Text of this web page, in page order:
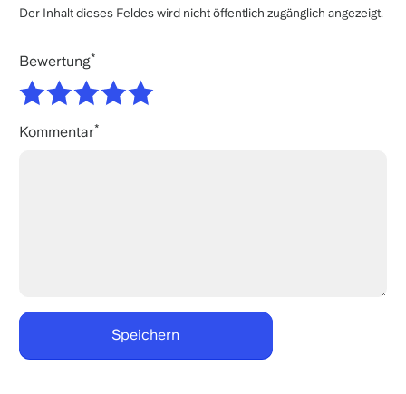
Der Inhalt dieses Feldes wird nicht öffentlich zugänglich angezeigt.
Bewertung
Kommentar